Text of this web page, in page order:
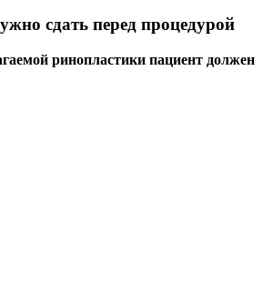
сдать перед процедурой
ринопластики пациент должен